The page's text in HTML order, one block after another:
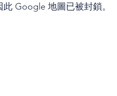
Google 地圖已被封鎖。